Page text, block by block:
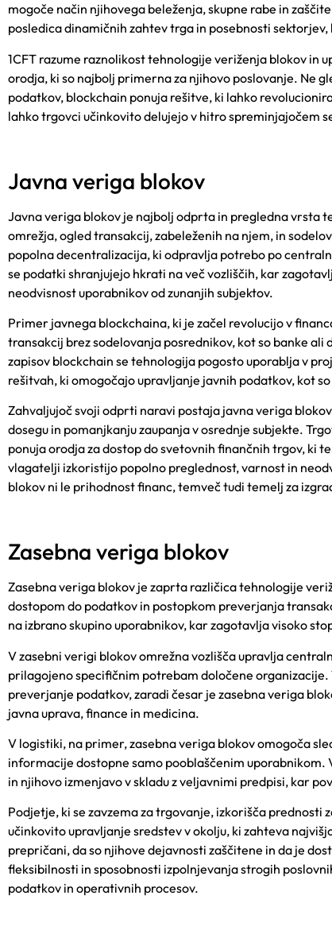
mogoče način njihovega beleženja, skupne rabe in
posledica dinamičnih zahtev trga in posebnosti
1CFT razume raznolikost tehnologije veriženja blokov in
orodja, ki so najbolj primerna za njihovo poslovanje. Ne
podatkov, blockchain ponuja rešitve, ki lahko
lahko trgovci učinkovito delujejo v hitro spreminjajočem
Javna veriga blokov
Javna veriga blokov je najbolj odprta in pregledna vrsta
omrežja, ogled transakcij, zabeleženih na njem, in
popolna decentralizacija, ki odpravlja potrebo po
se podatki shranjujejo hkrati na več vozliščih, kar
neodvisnost uporabnikov od zunanjih subjektov.
Primer javnega blockchaina, ki je začel revolucijo v
transakcij brez sodelovanja posrednikov, kot so banke
zapisov blockchain se tehnologija pogosto uporablja v
rešitvah, ki omogočajo upravljanje javnih podatkov, kot
Zahvaljujoč svoji odprti naravi postaja javna veriga
dosegu in pomanjkanju zaupanja v osrednje subjekte.
ponuja orodja za dostop do svetovnih finančnih trgov, ki
vlagatelji izkoristijo popolno preglednost, varnost in
blokov ni le prihodnost financ, temveč tudi temelj za
Zasebna veriga blokov
Zasebna veriga blokov je zaprta različica tehnologije
dostopom do podatkov in postopkom preverjanja
na izbrano skupino uporabnikov, kar zagotavlja visoko
V zasebni verigi blokov omrežna vozlišča upravlja
prilagojeno specifičnim potrebam določene
preverjanje podatkov, zaradi česar je zasebna veriga
javna uprava, finance in medicina.
V logistiki, na primer, zasebna veriga blokov omogoča
informacije dostopne samo pooblaščenim
in njihovo izmenjavo v skladu z veljavnimi predpisi, kar
Podjetje, ki se zavzema za trgovanje, izkorišča
učinkovito upravljanje sredstev v okolju, ki zahteva
prepričani, da so njihove dejavnosti zaščitene in da je
fleksibilnosti in sposobnosti izpolnjevanja strogih
podatkov in operativnih procesov.